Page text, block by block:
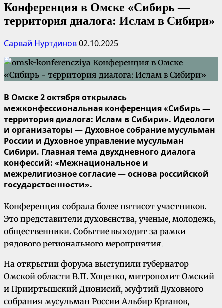
Конференция в Омске «Сибирь —
территория диалога: Ислам в Сибири»
Сарвай Нуртдинов02.10.2025
В Омске 2 октября открылась
межконфессиональная конференция «Сибирь —
территория диалога: Ислам в Сибири». Идеологи
и организаторы — Духовное собрание мусульман
России и Духовное управление мусульман
Сибири. Главная тема двухдневного диалога
конфессий: «Межнациональное и
межрелигиозное согласие — основа российской
государственности».
Конференция собрала более пятисот участников.
Это представители духовенства, ученые, молодежь,
общественники. Событие выходит за рамки
рядового регионального мероприятия.
На открытии форума выступили губернатор
Омской области В.П. Хоценко, митрополит Омский
и Прииртышский Дионисий, муфтий Духовного
собрания мусульман России Альбир Крганов,